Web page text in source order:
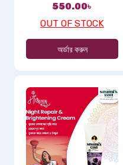
550.00৳
OUT OF STOCK
অর্ডার করুন